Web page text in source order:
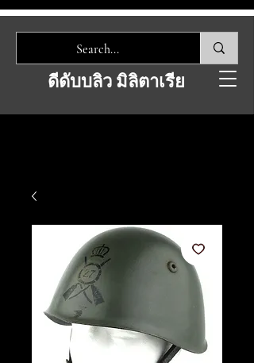
ดีดับบลิว มิลิตาเรีย